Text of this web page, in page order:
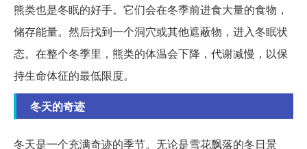
熊类也是冬眠的好手。它们会在冬季前进食大量的食物，
储存能量。然后找到一个洞穴或其他遮蔽物，进入冬眠状
态。在整个冬季里，熊类的体温会下降，代谢减慢，以保
持生命体征的最低限度。
冬天的奇迹
冬天是一个充满奇迹的季节。无论是雪花飘落的冬日景